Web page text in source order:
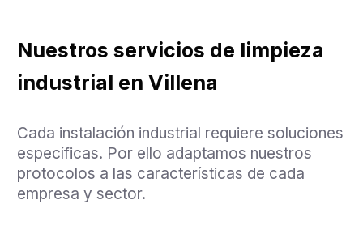
Nuestros servicios de limpieza
industrial en Villena
Cada instalación industrial requiere soluciones
específicas. Por ello adaptamos nuestros
protocolos a las características de cada
empresa y sector.